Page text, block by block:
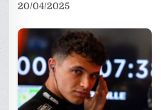
20/04/2025